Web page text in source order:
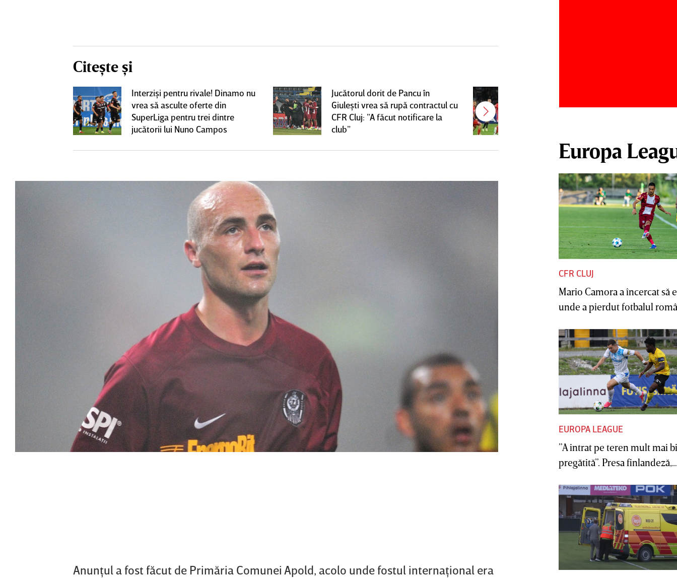
Citește și
Interzişi pentru rivale! Dinamo nu
vrea să asculte oferte din
SuperLiga pentru trei dintre
jucătorii lui Nuno Campos
Jucătorul dorit de Pancu în
Giuleşti vrea să rupă contractul cu
CFR Cluj: ”A făcut notificare la
club”
Cluj pentru un alt club de tradiţie
Anunţul a fost făcut de Primăria Comunei Apold, acolo unde fostul internaţional era
Europa
CFR CLUJ
Mario Camora a încercat să
unde a pierdut fotbalul
EUROPA LEAGUE
”A intrat pe teren mult mai
pregătită”. Presa